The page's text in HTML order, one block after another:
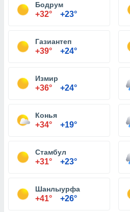
Бодрум
+32° +23°
Газиантеп
+39° +24°
Измир
+36° +24°
Конья
+34° +19°
Стамбул
+31° +23°
Шанлыурфа
+41° +26°